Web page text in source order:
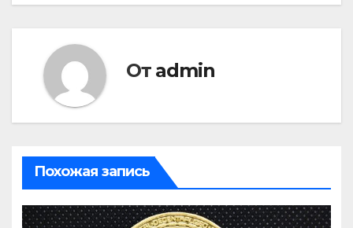
От admin
Похожая запись